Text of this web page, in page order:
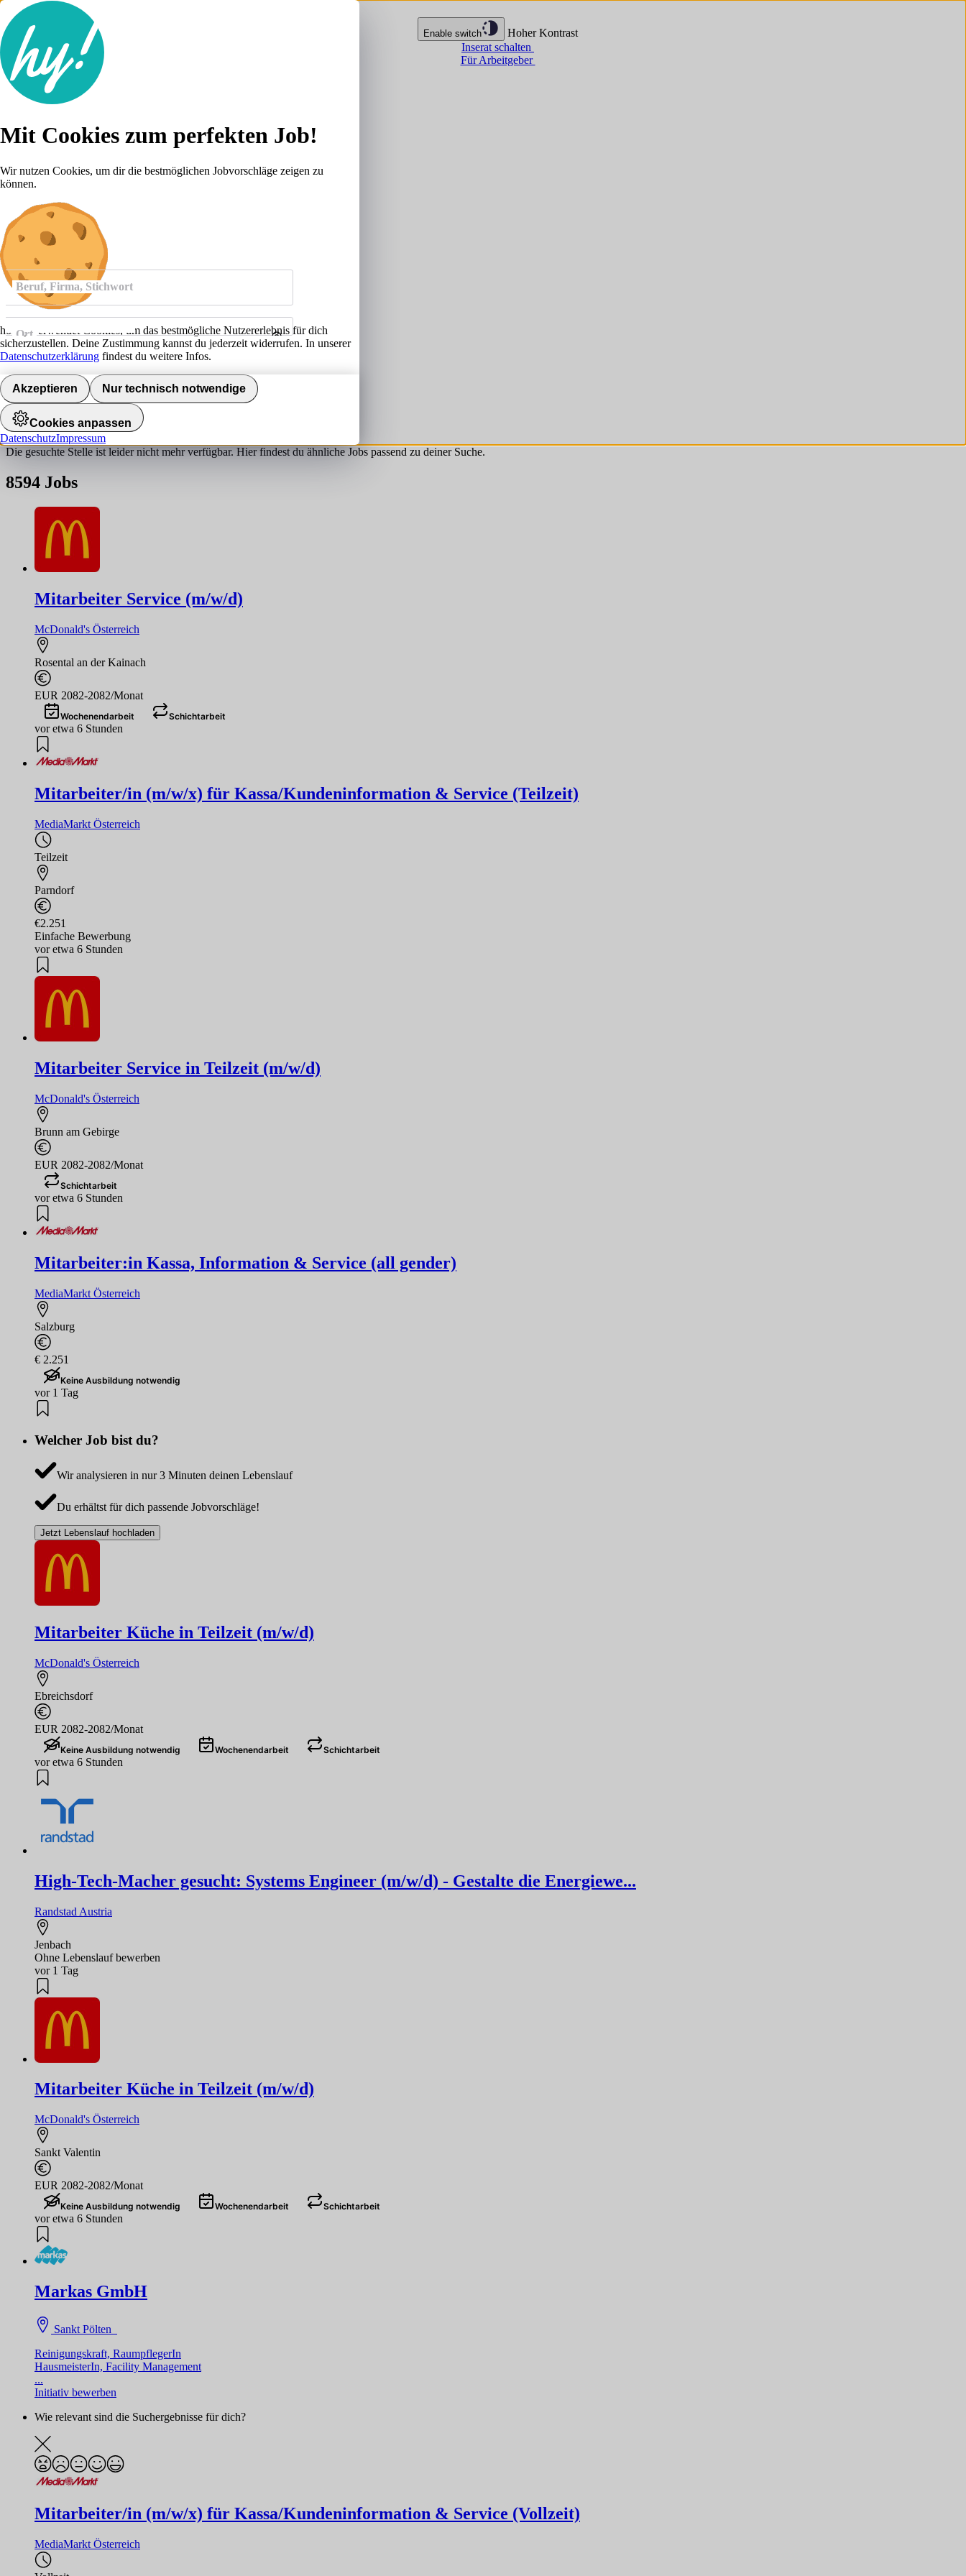
Enable switch
Hoher Kontrast
Inserat schalten
Für Arbeitgeber
Lebenslauf
Karriere-Tipps
Anmelden
Beruf, Firma, Stichwort
Ort
Umkreis
Jobs finden
Job nicht gefunden!
Die gesuchte Stelle ist leider nicht mehr verfügbar. Hier findest du ähnliche Jobs passend zu deiner Suche.
8594 Jobs
Mitarbeiter Service (m/w/d)
McDonald's Österreich
Rosental an der Kainach
EUR 2082-2082/Monat
Wochenendarbeit Schichtarbeit
vor etwa 6 Stunden
Mitarbeiter/in (m/w/x) für Kassa/Kundeninformation & Service (Teilzeit)
MediaMarkt Österreich
Teilzeit
Parndorf
€2.251
Einfache Bewerbung
vor etwa 6 Stunden
Mitarbeiter Service in Teilzeit (m/w/d)
McDonald's Österreich
Brunn am Gebirge
EUR 2082-2082/Monat
Schichtarbeit
vor etwa 6 Stunden
Mitarbeiter:in Kassa, Information & Service (all gender)
MediaMarkt Österreich
Salzburg
€ 2.251
Keine Ausbildung notwendig
vor 1 Tag
Welcher Job bist du?
Wir analysieren in nur 3 Minuten deinen Lebenslauf
Du erhältst für dich passende Jobvorschläge!
Jetzt Lebenslauf hochladen
Mitarbeiter Küche in Teilzeit (m/w/d)
McDonald's Österreich
Ebreichsdorf
EUR 2082-2082/Monat
Keine Ausbildung notwendig Wochenendarbeit Schichtarbeit
vor etwa 6 Stunden
High-Tech-Macher gesucht: Systems Engineer (m/w/d) - Gestalte die Energiewe...
Randstad Austria
Jenbach
Ohne Lebenslauf bewerben
vor 1 Tag
Mitarbeiter Küche in Teilzeit (m/w/d)
McDonald's Österreich
Sankt Valentin
EUR 2082-2082/Monat
Keine Ausbildung notwendig Wochenendarbeit Schichtarbeit
vor etwa 6 Stunden
Markas GmbH
Sankt Pölten
Reinigungskraft, RaumpflegerIn
HausmeisterIn, Facility Management
...
Initiativ bewerben
Wie relevant sind die Suchergebnisse für dich?
Mitarbeiter/in (m/w/x) für Kassa/Kundeninformation & Service (Vollzeit)
MediaMarkt Österreich
Mit Cookies zum perfekten Job!
Wir nutzen Cookies, um dir die bestmöglichen Jobvorschläge zeigen zu
können.
hokify verwendet Cookies, um das bestmögliche Nutzererlebnis für dich
sicherzustellen. Deine Zustimmung kannst du jederzeit widerrufen. In unserer
Datenschutzerklärung findest du weitere Infos.
Akzeptieren Nur technisch notwendige
Cookies anpassen
DatenschutzImpressum